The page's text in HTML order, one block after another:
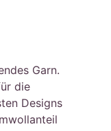
Garn.
die
Designs